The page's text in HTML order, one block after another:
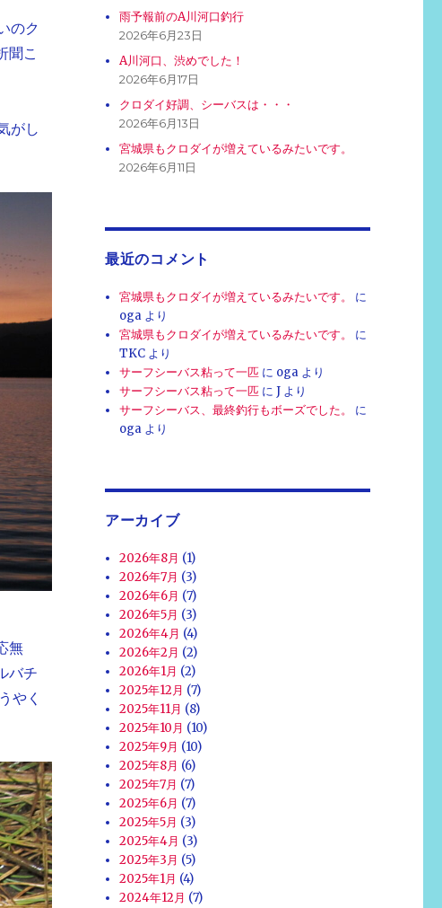
のク
聞こ
がし
無
バチ
やく
雨予報前のA川河口釣行
2026年6月23日
A川河口、渋めでした！
2026年6月17日
クロダイ好調、シーバスは・・・
2026年6月13日
宮城県もクロダイが増えているみたいです。
2026年6月11日
最近のコメント
宮城県もクロダイが増えているみたいです。
に
oga より
宮城県もクロダイが増えているみたいです。
に
TKC より
サーフシーバス粘って一匹 に oga より
サーフシーバス粘って一匹 にJ より
サーフシーバス、最終釣行もボーズでした。
に
oga より
アーカイブ
2026年8月 (1)
2026年7月 (3)
2026年6月 (7)
2026年5月 (3)
2026年4月 (4)
2026年2月 (2)
2026年1月 (2)
2025年12月 (7)
2025年11月 (8)
2025年10月 (10)
2025年9月 (10)
2025年8月 (6)
2025年7月 (7)
2025年6月 (7)
2025年5月 (3)
2025年4月 (3)
2025年3月 (5)
2025年1月 (4)
2024年12月 (7)